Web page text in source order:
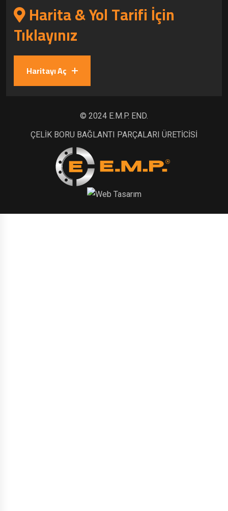
Harita & Yol Tarifi İçin
Tıklayınız
Haritayı Aç
© 2024 E.M.P. END.
ÇELİK BORU BAĞLANTI PARÇALARI ÜRETİCİSİ